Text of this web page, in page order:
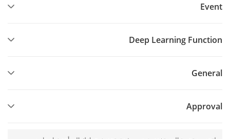
Event
Deep Learning Function
General
Approval